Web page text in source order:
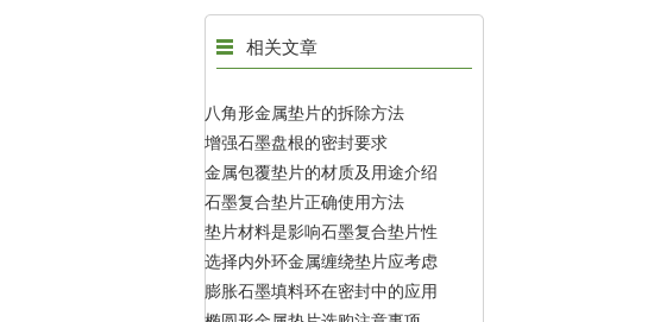
相关文章
八角形金属垫片的拆除方法
增强石墨盘根的密封要求
金属包覆垫片的材质及用途介绍
石墨复合垫片正确使用方法
垫片材料是影响石墨复合垫片性
能的主要因素
选择内外环金属缠绕垫片应考虑
的因素
膨胀石墨填料环在密封中的应用